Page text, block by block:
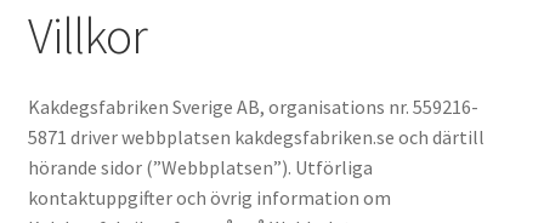
Mitt konto
Till kassan
Varukorg
Villkor
Kakdegsfabriken Sverige AB, organisations nr. 559216-
5871 driver webbplatsen kakdegsfabriken.se och därtill
hörande sidor (”Webbplatsen”). Utförliga
kontaktuppgifter och övrig information om